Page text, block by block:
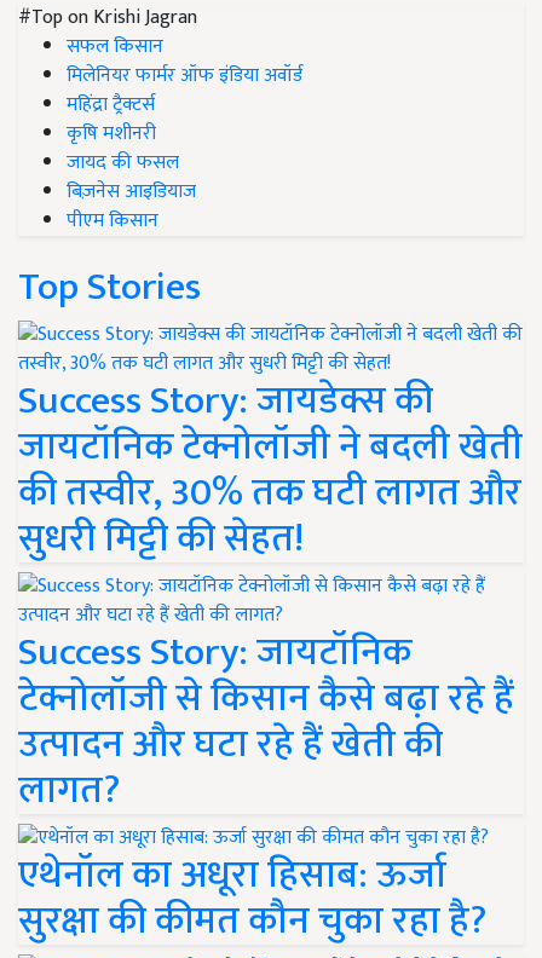
#Top on Krishi Jagran
सफल किसान
मिलेनियर फार्मर ऑफ इंडिया अवॉर्ड
महिंद्रा ट्रैक्टर्स
कृषि मशीनरी
जायद की फसल
बिज़नेस आइडियाज
पीएम किसान
Top Stories
Success Story: जायडेक्स की
जायटॉनिक टेक्नोलॉजी ने बदली खेती
की तस्वीर, 30% तक घटी लागत और
सुधरी मिट्टी की सेहत!
Success Story: जायटॉनिक
टेक्नोलॉजी से किसान कैसे बढ़ा रहे हैं
उत्पादन और घटा रहे हैं खेती की
लागत?
एथेनॉल का अधूरा हिसाब: ऊर्जा
सुरक्षा की कीमत कौन चुका रहा है?